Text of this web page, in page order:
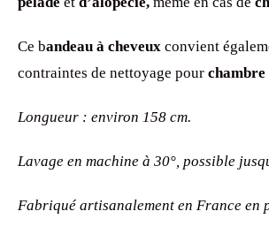
Ce bandeau à cheveux convient
contraintes de nettoyage pour
Longueur : environ 158 cm.
Lavage en machine à 30°, possible
Fabriqué artisanalement en France en